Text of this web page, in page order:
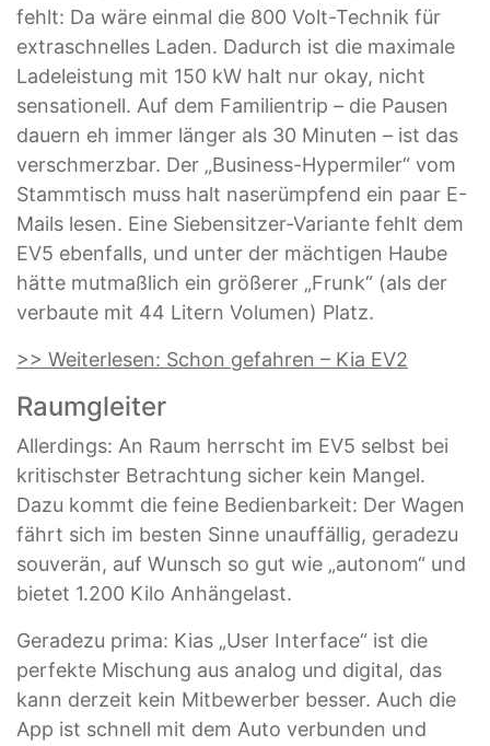
fehlt: Da wäre einmal die 800 Volt-Technik für
extraschnelles Laden. Dadurch ist die maximale
Ladeleistung mit 150 kW halt nur okay, nicht
sensationell. Auf dem Familientrip – die Pausen
dauern eh immer länger als 30 Minuten – ist das
verschmerzbar. Der „Business-Hypermiler“ vom
Stammtisch muss halt naserümpfend ein paar E-
Mails lesen. Eine Siebensitzer-Variante fehlt dem
EV5 ebenfalls, und unter der mächtigen Haube
hätte mutmaßlich ein größerer „Frunk“ (als der
verbaute mit 44 Litern Volumen) Platz.
>> Weiterlesen: Schon gefahren – Kia EV2
Raumgleiter
Allerdings: An Raum herrscht im EV5 selbst bei
kritischster Betrachtung sicher kein Mangel.
Dazu kommt die feine Bedienbarkeit: Der Wagen
fährt sich im besten Sinne unauffällig, geradezu
souverän, auf Wunsch so gut wie „autonom“ und
bietet 1.200 Kilo Anhängelast.
Geradezu prima: Kias „User Interface“ ist die
perfekte Mischung aus analog und digital, das
kann derzeit kein Mitbewerber besser. Auch die
App ist schnell mit dem Auto verbunden und